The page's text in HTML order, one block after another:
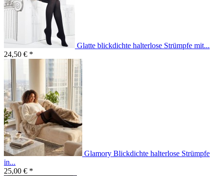
Glatte blickdichte halterlose Strümpfe mit...
24,50 € *
Glamory Blickdichte halterlose Strümpfe
in...
25,00 € *